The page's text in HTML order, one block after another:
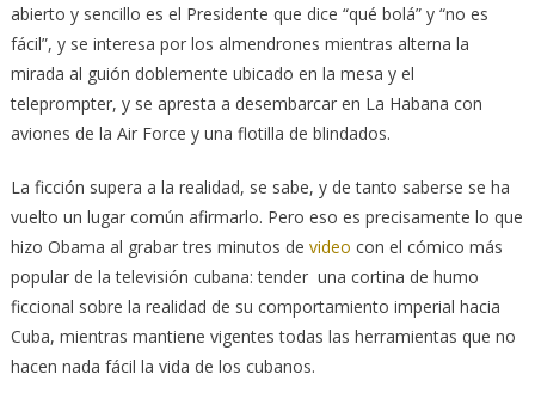
abierto y sencillo es el Presidente que dice “qué bolá” y “no es
fácil”, y se interesa por los almendrones mientras alterna la
mirada al guión doblemente ubicado en la mesa y el
teleprompter, y se apresta a desembarcar en La Habana con
aviones de la Air Force y una flotilla de blindados.
La ficción supera a la realidad, se sabe, y de tanto saberse se ha
vuelto un lugar común afirmarlo. Pero eso es precisamente lo que
hizo Obama al grabar tres minutos de video con el cómico más
popular de la televisión cubana: tender una cortina de humo
ficcional sobre la realidad de su comportamiento imperial hacia
Cuba, mientras mantiene vigentes todas las herramientas que no
hacen nada fácil la vida de los cubanos.